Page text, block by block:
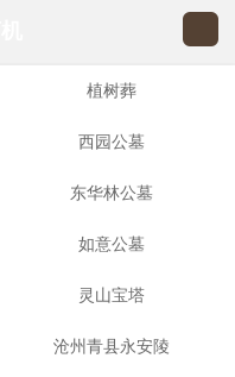
植树葬
西园公墓
东华林公墓
如意公墓
灵山宝塔
沧州青县永安陵